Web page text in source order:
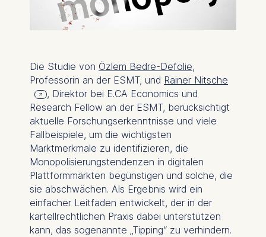
Die Studie von Özlem Bedre-Defolie,
Professorin an der ESMT, und Rainer Nitsche
, Direktor bei E.CA Economics und
Research Fellow an der ESMT, berücksichtigt
aktuelle Forschungserkenntnisse und viele
Fallbeispiele, um die wichtigsten
Marktmerkmale zu identifizieren, die
Monopolisierungstendenzen in digitalen
Plattformmärkten begünstigen und solche, die
sie abschwächen. Als Ergebnis wird ein
einfacher Leitfaden entwickelt, der in der
kartellrechtlichen Praxis dabei unterstützen
kann, das sogenannte „Tipping“ zu verhindern.